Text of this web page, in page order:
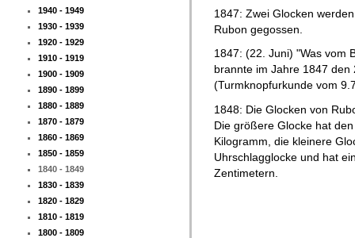
1940 - 1949
1930 - 1939
1920 - 1929
1910 - 1919
1900 - 1909
1890 - 1899
1880 - 1889
1870 - 1879
1860 - 1869
1850 - 1859
1840 - 1849
1830 - 1839
1820 - 1829
1810 - 1819
1800 - 1809
1847: Zwei Glocken
Rubon gegossen.
1847: (22. Juni) "Was vom
brannte im Jahre 1847 den
(Turmknopfurkunde vom
1848: Die Glocken von
Die größere Glocke hat
Kilogramm, die kleinere
Uhrschlagglocke und hat
Zentimetern.